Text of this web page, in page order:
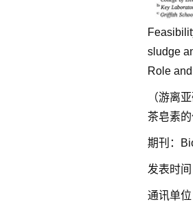
sludge
Role
（游离
茶皂素
期刊：
发表时
通讯单